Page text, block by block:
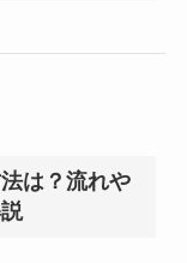
は？流れや